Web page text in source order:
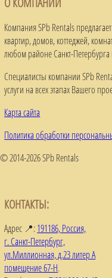
Компания SPb Rentals
квартир, домов, коттеджей,
любом районе Санкт-
Специалисты компании SPb
услуги на всех этапах Вашего
Карта сайта
Политика обработки
© 2014-2026 SPb Rentals
КОНТАКТЫ:
Адрес 📍:191186, Россия,
г. Санкт-Петербург,
ул.Миллионная, д.23 литер А
помещение 67-Н.